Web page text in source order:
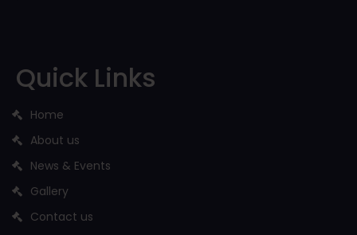
Quick Links
Home
About us
News & Events
Gallery
Contact us